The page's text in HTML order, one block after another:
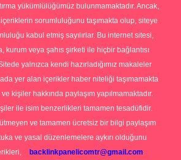
yükümlülüğümüz bulunmamaktadır. Ancak,
sorumluluğunu taşımakta olup, siteye
kabul etmiş sayılırlar. Bu internet sitesi,
kurum veya şahıs şirketi ile hiçbir bağlantısı
yalnızca kendi hazırladığımız makaleler
yer alan içerikler haber niteliği taşımamakta
kişiler hakkında paylaşım yapılmamaktadır.
ile isim benzerlikleri tamamen tesadüfidir.
ve tamamen ücretsiz bir bilgi paylaşım
ve yasal düzenlemelere aykırı olduğunu
backlinkpanelicomtr@gmail.com